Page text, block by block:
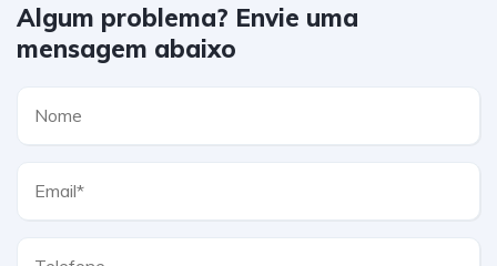
Algum problema? Envie uma
mensagem abaixo